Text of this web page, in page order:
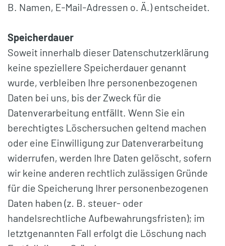
B. Namen, E-Mail-Adressen o. Ä.) entscheidet.
Speicherdauer
Soweit innerhalb dieser Datenschutzerklärung
keine speziellere Speicherdauer genannt
wurde, verbleiben Ihre personenbezogenen
Daten bei uns, bis der Zweck für die
Datenverarbeitung entfällt. Wenn Sie ein
berechtigtes Löschersuchen geltend machen
oder eine Einwilligung zur Datenverarbeitung
widerrufen, werden Ihre Daten gelöscht, sofern
wir keine anderen rechtlich zulässigen Gründe
für die Speicherung Ihrer personenbezogenen
Daten haben (z. B. steuer- oder
handelsrechtliche Aufbewahrungsfristen); im
letztgenannten Fall erfolgt die Löschung nach